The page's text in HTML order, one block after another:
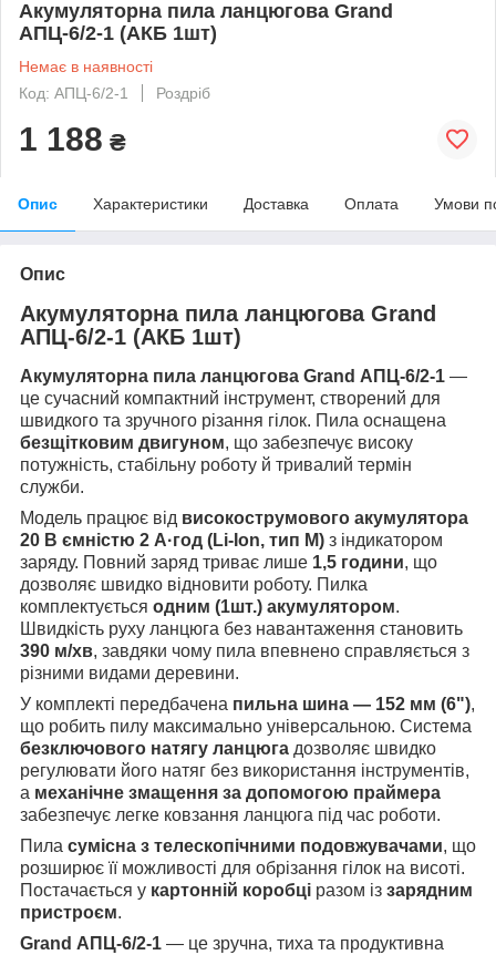
Акумуляторна пила ланцюгова Grand
АПЦ-6/2-1 (АКБ 1шт)
Немає в наявності
Код: АПЦ-6/2-1
Роздріб
1 188 ₴
Опис Характеристики Доставка Оплата Умови
Опис
Акумуляторна пила ланцюгова Grand
АПЦ-6/2-1 (АКБ 1шт)
Акумуляторна пила ланцюгова Grand АПЦ-6/2-1 —
це сучасний компактний інструмент, створений для
швидкого та зручного різання гілок. Пила оснащена
безщітковим двигуном, що забезпечує високу
потужність, стабільну роботу й тривалий термін
служби.
Модель працює від високострумового акумулятора
20 В ємністю 2 А·год (Li-Ion, тип М) з індикатором
заряду. Повний заряд триває лише 1,5 години, що
дозволяє швидко відновити роботу. Пилка
комплектується одним (1шт.) акумулятором.
Швидкість руху ланцюга без навантаження становить
390 м/хв, завдяки чому пила впевнено справляється з
різними видами деревини.
У комплекті передбачена пильна шина — 152 мм (6"),
що робить пилу максимально універсальною. Система
безключового натягу ланцюга дозволяє швидко
регулювати його натяг без використання інструментів,
а механічне змащення за допомогою праймера
забезпечує легке ковзання ланцюга під час роботи.
Пила сумісна з телескопічними подовжувачами, що
розширює її можливості для обрізання гілок на висоті.
Постачається у картонній коробці разом із зарядним
пристроєм.
Grand АПЦ-6/2-1 — це зручна, тиха та продуктивна